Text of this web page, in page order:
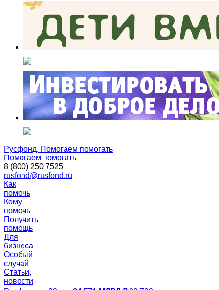
Русфонд. Помогаем помогать
Помогаем помогать
8 (800) 250 7525
rusfond@rusfond.ru
Как
помочь
Кому
помочь
Получить
помощь
Для
бизнеса
Особый
случай
Статьи,
новости